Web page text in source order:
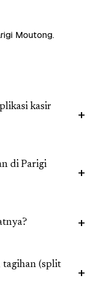
Moutong.
kasir
di Parigi
tagihan (split